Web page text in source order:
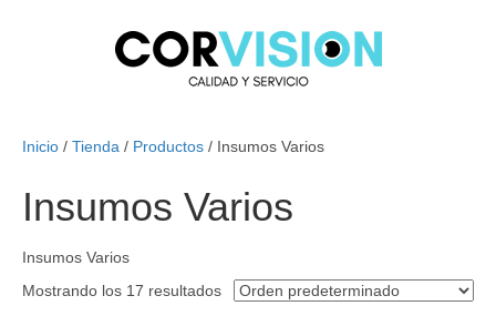
Inicio / Tienda / Productos / Insumos Varios
Insumos Varios
Insumos Varios
Mostrando los 17 resultados